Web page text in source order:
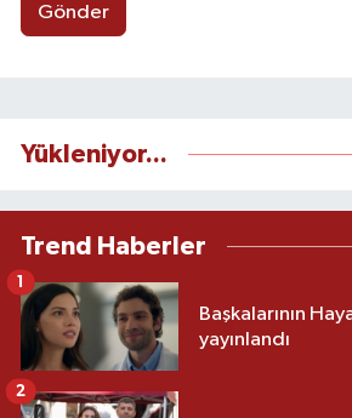
Gönder
Yükleniyor...
Trend Haberler
Başkalarının
yayınlandı
1
2